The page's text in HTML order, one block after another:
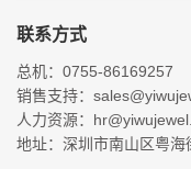
联系方式
总机：0755-86169257
销售支持：
人力资源：
地址：深圳市南山区粤